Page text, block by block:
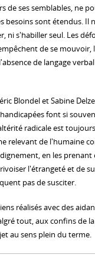
de ses semblables, ne
besoins sont étendus. Il
ni s'habiller seul. Les
de se
de langage
Blondel et Sabine
font si
radicale est
relevant de l'humaine
en les
l'étrangeté et de
pas de susciter.
réalisés avec des
tout, aux confins de
au sens plein du terme.